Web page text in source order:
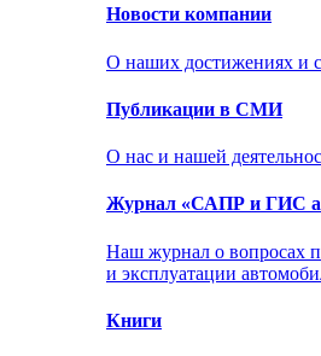
Новости компании
О наших достижениях и
Публикации в СМИ
О нас и нашей
Журнал «САПР и ГИС
Наш журнал о вопросах
и эксплуатации
Книги